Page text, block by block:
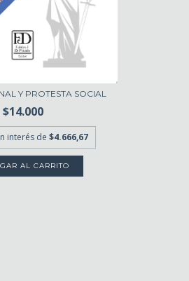
Y PROTESTA SOCIAL
$14.000
interés de $4.666,67